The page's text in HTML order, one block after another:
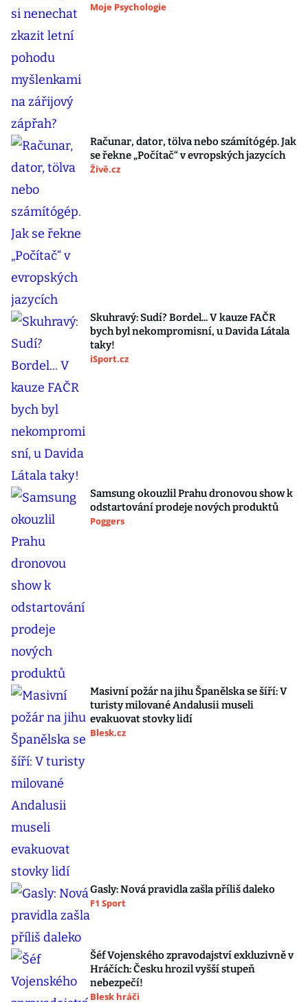
Moje Psychologie
Računar, dator, tölva nebo számítógép. Jak
se řekne „Počítač“ v evropských jazycích
Živě.cz
Skuhravý: Sudí? Bordel... V kauze FAČR
bych byl nekompromisní, u Davida Látala
taky!
iSport.cz
Samsung okouzlil Prahu dronovou show k
odstartování prodeje nových produktů
Poggers
Masivní požár na jihu Španělska se šíří: V
turisty milované Andalusii museli
evakuovat stovky lidí
Blesk.cz
Gasly: Nová pravidla zašla příliš daleko
F1 Sport
Šéf Vojenského zpravodajství exkluzivně v
Hráčích: Česku hrozil vyšší stupeň
nebezpečí!
Blesk hráči